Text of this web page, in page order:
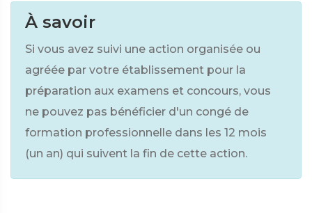
À savoir
Si vous avez suivi une action organisée ou
agréée par votre établissement pour la
préparation aux examens et concours, vous
ne pouvez pas bénéficier d'un congé de
formation professionnelle dans les 12 mois
(un an) qui suivent la fin de cette action.